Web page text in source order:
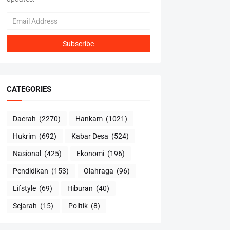
CATEGORIES
Daerah (2270) Hankam (1021)
Hukrim (692) Kabar Desa (524)
Nasional (425) Ekonomi (196)
Pendidikan (153) Olahraga (96)
Lifstyle (69) Hiburan (40)
Sejarah (15) Politik (8)